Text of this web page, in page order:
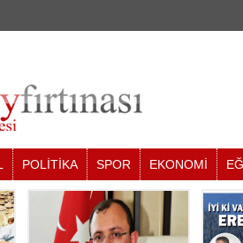
POLİTİKA SPOR EKONOMİ